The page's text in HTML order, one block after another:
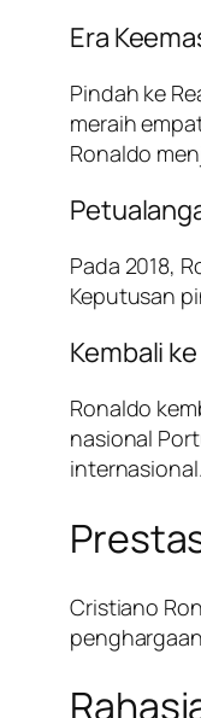
Era
Pindah ke
meraih
Ronaldo
Pada 2018,
Keputusan
Kembali
Ronaldo
nasional
internasional.
Cristiano